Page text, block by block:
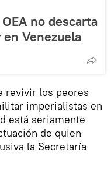
no descarta
Venezuela
revivir los peores
imperialistas en
está seriamente
de quien
la Secretaría